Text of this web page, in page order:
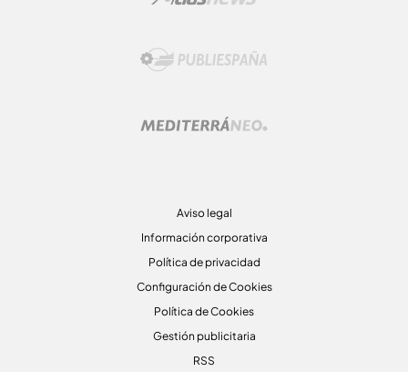
Aviso legal
Información corporativa
Política de privacidad
Configuración de Cookies
Política de Cookies
Gestión publicitaria
RSS